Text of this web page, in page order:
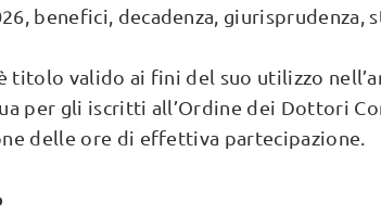
benefici, decadenza, giurisprudenza,
titolo valido ai fini del suo utilizzo
per gli iscritti all’Ordine dei Dottori
delle ore di effettiva partecipazione.